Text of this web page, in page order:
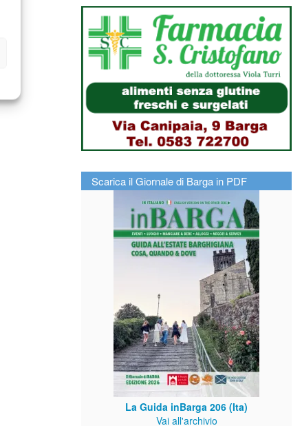
Scarica il Giornale di Barga in PDF
La Guida inBarga 206 (Ita)
Vai all'archivio